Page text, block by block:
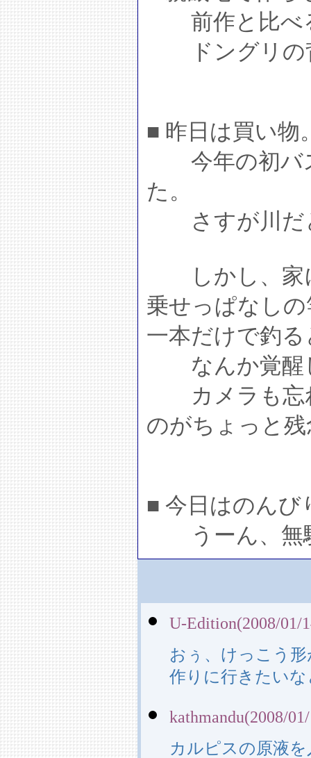
前作と比べ
ドングリの
■ 昨日は買い物
今年の初バ
た。
さすが川だ
しかし、家
乗せっぱなし
一本だけで釣
なんか覚醒
カメラも忘
のがちょっと残
■ 今日はのんび
うーん、無
U-Edition(2008/01/
おぅ、けっこう
作りに行きたい
kathmandu(2008/
カルピスの原液